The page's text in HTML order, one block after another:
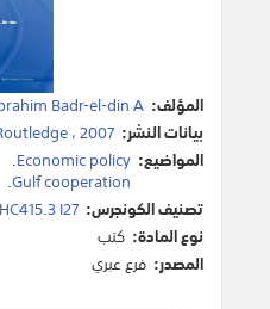
المؤلف: Badr-el-din A
بيانات النشر:
،2007
المواضيع: Economic policy
.
Gulf cooperation
.
تصنيف الكونجرس: HC415.3 I27
نوع المادة: كتب
المصدر: فرع عبري